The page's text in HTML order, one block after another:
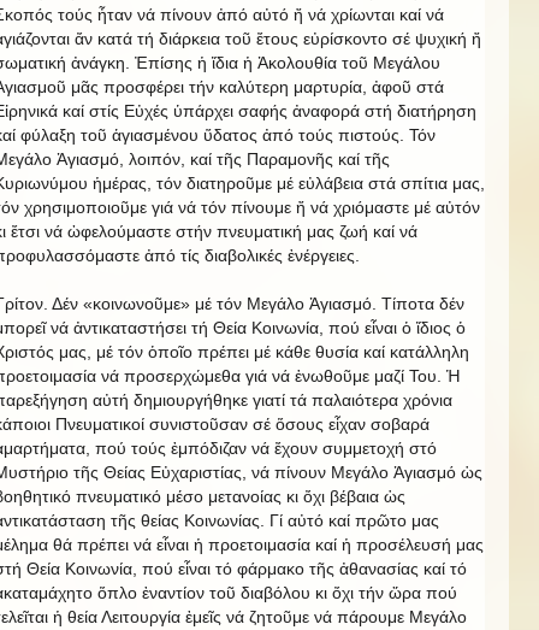
τούς ἦταν νά πίνουν ἀπό αὐτό ἤ νά χρίωνται καί νά
ἄν κατά τή διάρκεια τοῦ ἔτους εὐρίσκοντο σέ ψυχική ἤ
ἀνάγκη. Ἐπίσης ἡ ἴδια ἡ Ἀκολουθία τοῦ Μεγάλου
μᾶς προσφέρει τήν καλύτερη μαρτυρία, ἀφοῦ στά
καί στίς Εὐχές ὑπάρχει σαφής ἀναφορά στή διατήρηση
φύλαξη τοῦ ἁγιασμένου ὕδατος ἀπό τούς πιστούς. Τόν
Ἁγιασμό, λοιπόν, καί τῆς Παραμονῆς καί τῆς
ἡμέρας, τόν διατηροῦμε μέ εὐλάβεια στά σπίτια μας,
χρησιμοποιοῦμε γιά νά τόν πίνουμε ἤ νά χριόμαστε μέ αὐτόν
ἔτσι νά ὠφελούμαστε στήν πνευματική μας ζωή καί νά
ἀπό τίς διαβολικές ἐνέργειες.
Δέν «κοινωνοῦμε» μέ τόν Μεγάλο Ἁγιασμό. Τίποτα δέν
νά ἀντικαταστήσει τή Θεία Κοινωνία, πού εἶναι ὁ ἴδιος ὁ
μας, μέ τόν ὁποῖο πρέπει μέ κάθε θυσία καί κατάλληλη
νά προσερχώμεθα γιά νά ἑνωθοῦμε μαζί Του. Ἡ
αὐτή δημιουργήθηκε γιατί τά παλαιότερα χρόνια
Πνευματικοί συνιστοῦσαν σέ ὅσους εἶχαν σοβαρά
πού τούς ἐμπόδιζαν νά ἔχουν συμμετοχή στό
τῆς Θείας Εὐχαριστίας, νά πίνουν Μεγάλο Ἁγιασμό ὡς
πνευματικό μέσο μετανοίας κι ὄχι βέβαια ὡς
τῆς θείας Κοινωνίας. Γί αὐτό καί πρῶτο μας
θά πρέπει νά εἶναι ἡ προετοιμασία καί ἡ προσέλευσή μας
Θεία Κοινωνία, πού εἶναι τό φάρμακο τῆς ἀθανασίας καί τό
ὅπλο ἐναντίον τοῦ διαβόλου κι ὄχι τήν ὥρα πού
ἡ θεία Λειτουργία ἐμεῖς νά ζητοῦμε νά πάρουμε Μεγάλο